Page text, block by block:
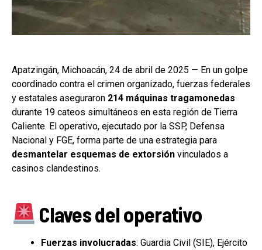
Apatzingán, Michoacán, 24 de abril de 2025 — En un golpe
coordinado contra el crimen organizado, fuerzas federales
y estatales aseguraron 214 máquinas tragamonedas
durante 19 cateos simultáneos en esta región de Tierra
Caliente. El operativo, ejecutado por la SSP, Defensa
Nacional y FGE, forma parte de una estrategia para
desmantelar esquemas de extorsión vinculados a
casinos clandestinos.
Claves del operativo
Fuerzas involucradas: Guardia Civil (SIE), Ejército